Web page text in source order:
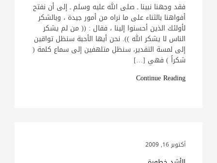
فقد وجهنا نبينا ـ صلى الله عليه وسلم ـ إلى أن نفتح
أفواهنا بالثناء على ما نراه من أمور جيدة ، وبالشكر
لأولئك الذين أحسنوا إلينا ، فقال : (( من لم يشكر
الناس لا يشكر الله )). نحن أيها الأحبة سنظل تواقين
إلى لمسة التقدير، سنظل متلهفين إلى سماع كلمة (
شكراً ) فهي […]
Continue Reading
أكتوبر 16, 2009